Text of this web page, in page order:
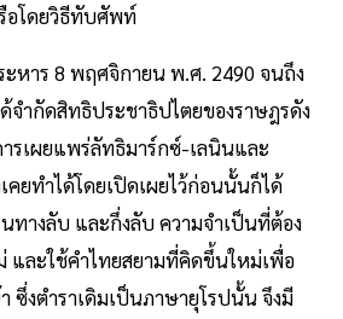
อโดยวิธีทับศัพท์
หาร 8 พฤศจิกายน พ.ศ. 2490 จนถึง
ำกัดสิทธิประชาธิปไตยของราษฎรดัง
รเผยแพร่ลัทธิมาร์กซ์-เลนินและ
ยทำได้โดยเปิดเผยไว้ก่อนนั้นก็ได้
ทางลับ และกึ่งลับ ความจำเป็นที่ต้อง
และใช้คำไทยสยามที่คิดขึ้นใหม่เพื่อ
ซึ่งตำราเดิมเป็นภาษายุโรปนั้น จึงมี